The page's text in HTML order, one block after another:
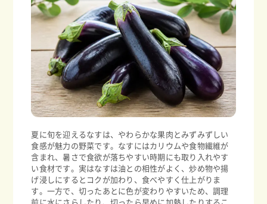
夏に旬を迎えるなすは、やわらかな果肉とみずみずしい
食感が魅力の野菜です。なすにはカリウムや食物繊維が
含まれ、暑さで食欲が落ちやすい時期にも取り入れやす
い食材です。実はなすは油との相性がよく、炒め物や揚
げ浸しにするとコクが加わり、食べやすく仕上がりま
す。一方で、切ったあとに色が変わりやすいため、調理